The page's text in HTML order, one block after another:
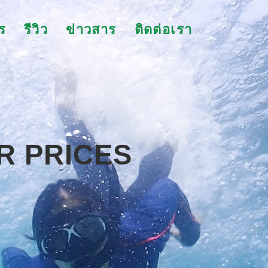
รีวิว ข่าวสาร ติดต่อเรา
PRICES